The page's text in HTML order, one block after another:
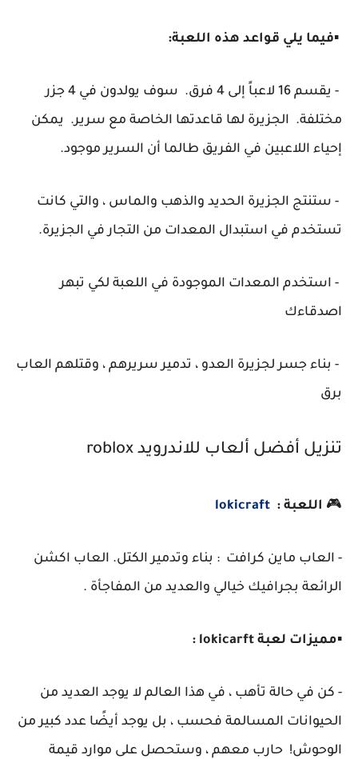
▪️فيما يلي قواعد هذه اللعبة:
- يقسم 16 لاعباً إلى 4 فرق. سوف يولدون في 4 جزر
مختلفة. الجزيرة لها قاعدتها الخاصة مع سرير. يمكن
إحياء اللاعبين في الفريق طالما أن السرير موجود.
- ستنتج الجزيرة الحديد والذهب والماس ، والتي كانت
تستخدم في استبدال المعدات من التجار في الجزيرة.
- استخدم المعدات الموجودة في اللعبة لكي تبهر
اصدقاءك
- بناء جسر لجزيرة العدو ، تدمير سريرهم ، وقتلهم العاب
برق
تنزيل أفضل ألعاب للاندرويد roblox
🎮 اللعبة : lokicraft
- العاب ماين كرافت : بناء وتدمير الكتل. العاب اكشن
الرائعة بجرافيك خيالي والعديد من المفاجأة .
▪️مميزات لعبة lokicarft :
- كن في حالة تأهب ، في هذا العالم لا يوجد العديد من
الحيوانات المسالمة فحسب ، بل يوجد أيضًا عدد كبير من
الوحوش! حارب معهم ، وستحصل على موارد قيمة